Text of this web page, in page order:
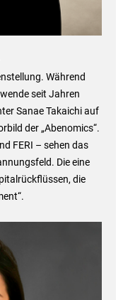
Während
seit Jahren
Sanae Takaichi auf
der „Abenomics“.
FERI – sehen das
Die eine
die